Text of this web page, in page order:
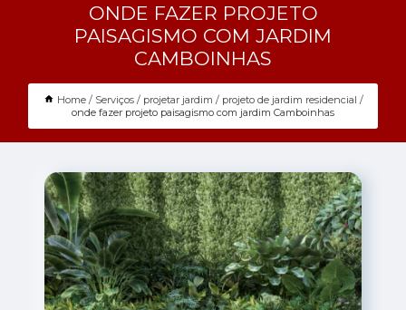
ONDE FAZER PROJETO
PAISAGISMO COM JARDIM
CAMBOINHAS
Home Serviços projetar jardim
projeto de jardim residencial
onde fazer projeto paisagismo com jardim Camboinhas